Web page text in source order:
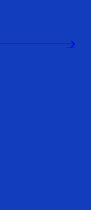
→